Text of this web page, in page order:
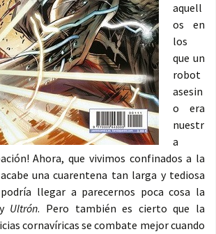
aquell
os en
los
que un
robot
asesin
o era
nuestr
a
Ahora, que vivimos confinados a la
una cuarentena tan larga y tediosa
llegar a parecernos poca cosa la
y Ultrón. Pero también es cierto que la
cornavíricas se combate mejor cuando